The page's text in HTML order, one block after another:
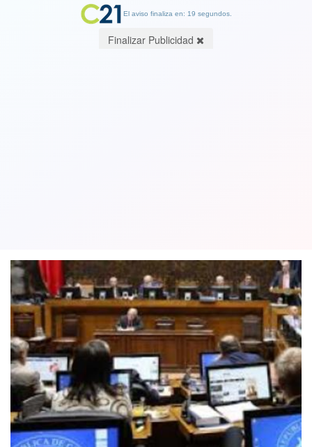
El aviso finaliza en: 19 segundos.
Finalizar Publicidad